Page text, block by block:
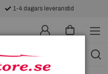
1-4 dagars leveranstid